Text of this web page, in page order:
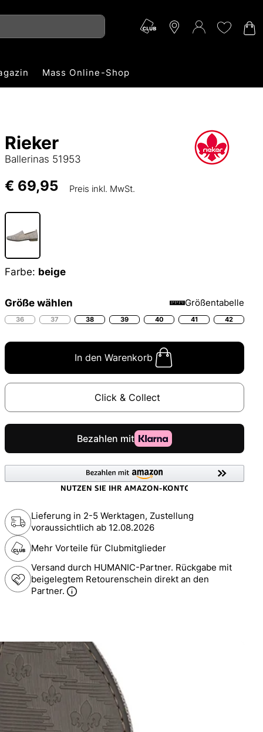
Mass Online-Shop
Rieker
Ballerinas 51953
€ 69,95 Preis inkl. MwSt.
Farbe: beige
Größe wählen Größentabelle
36 37 38 39 40 41 42
In den Warenkorb
Click & Collect
Lieferung in 2-5 Werktagen, Zustellung
voraussichtlich ab 12.08.2026
Mehr Vorteile für Clubmitglieder
Versand durch HUMANIC-Partner. Rückgabe mit
beigelegtem Retourenschein direkt an den
Partner.